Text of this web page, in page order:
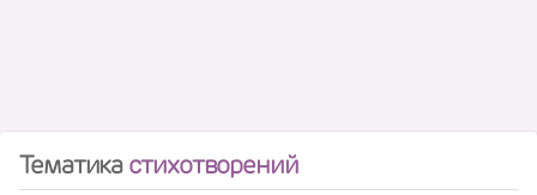
Тематикастихотворений